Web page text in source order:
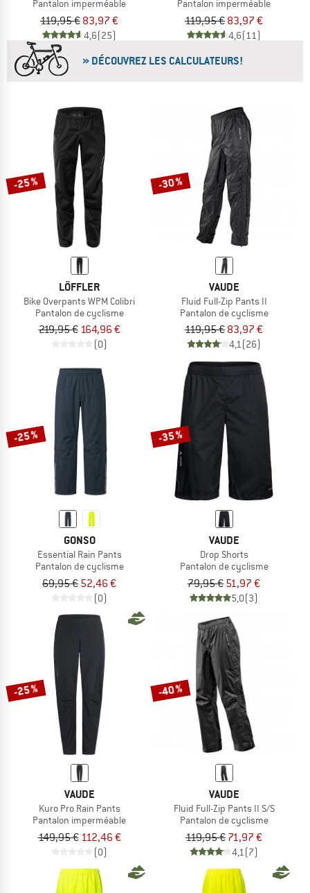
Pantalon imperméable
119,95 € 83,97 €
4,6(25)
Pantalon imperméable
119,95 € 83,97 €
4,6(11)
» DÉCOUVREZ LES CALCULATEURS!
-25 %
LÖFFLER
Bike Overpants WPM Colibri
Pantalon de cyclisme
219,95 € 164,96 €
(0)
-30 %
VAUDE
Fluid Full-Zip Pants II
Pantalon de cyclisme
119,95 € 83,97 €
4,1(26)
-25 %
GONSO
Essential Rain Pants
Pantalon de cyclisme
69,95 € 52,46 €
(0)
-35 %
VAUDE
Drop Shorts
Pantalon de cyclisme
79,95 € 51,97 €
5,0(3)
-25 %
VAUDE
Kuro Pro Rain Pants
Pantalon imperméable
149,95 € 112,46 €
(0)
-40 %
VAUDE
Fluid Full-Zip Pants II S/S
Pantalon de cyclisme
119,95 € 71,97 €
4,1(7)